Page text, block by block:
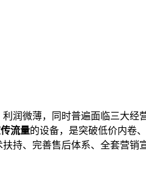
润微薄，同时普遍面临三大经
流量的设备，是突破低价内卷
持、完善售后体系、全套营销